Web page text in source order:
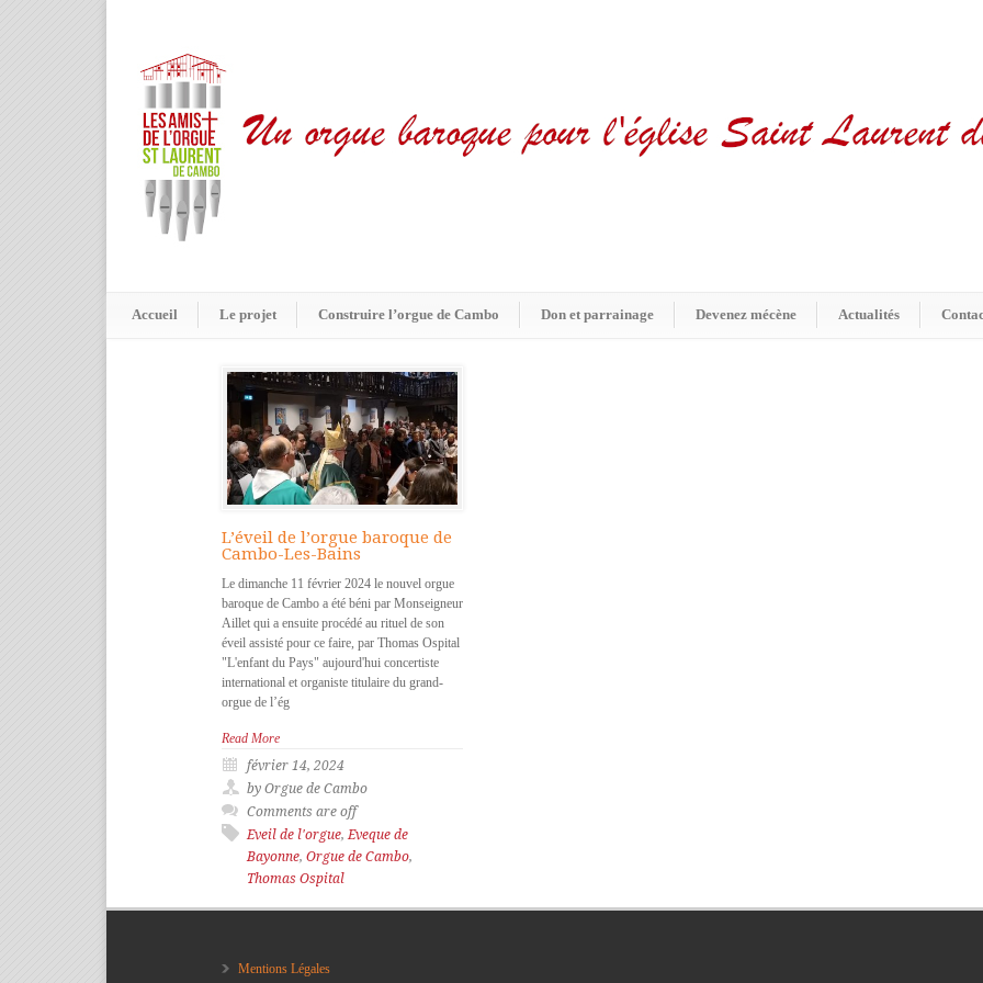
Accueil Le projet Construire l’orgue de Cambo Don et parrainage Devenez mécène Actualités
L’éveil de l’orgue baroque de
Cambo-Les-Bains
Le dimanche 11 février 2024 le nouvel orgue
baroque de Cambo a été béni par Monseigneur
Aillet qui a ensuite procédé au rituel de son
éveil assisté pour ce faire, par Thomas Ospital
"L'enfant du Pays" aujourd'hui concertiste
international et organiste titulaire du grand-
orgue de l’ég
Read More
février 14, 2024
by Orgue de Cambo
Comments are off
Eveil de l'orgue, Eveque de
Bayonne, Orgue de Cambo,
Thomas Ospital
Mentions Légales